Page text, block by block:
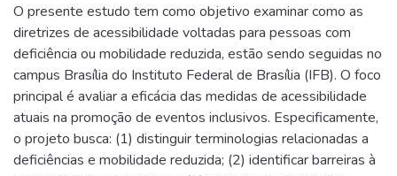
O presente estudo tem como objetivo examinar como as
diretrizes de acessibilidade voltadas para pessoas com
deficiência ou mobilidade reduzida, estão sendo seguidas no
campus Brasília do Instituto Federal de Brasília (IFB). O foco
principal é avaliar a eficácia das medidas de acessibilidade
atuais na promoção de eventos inclusivos. Especificamente,
o projeto busca: (1) distinguir terminologias relacionadas a
deficiências e mobilidade reduzida; (2) identificar barreiras à